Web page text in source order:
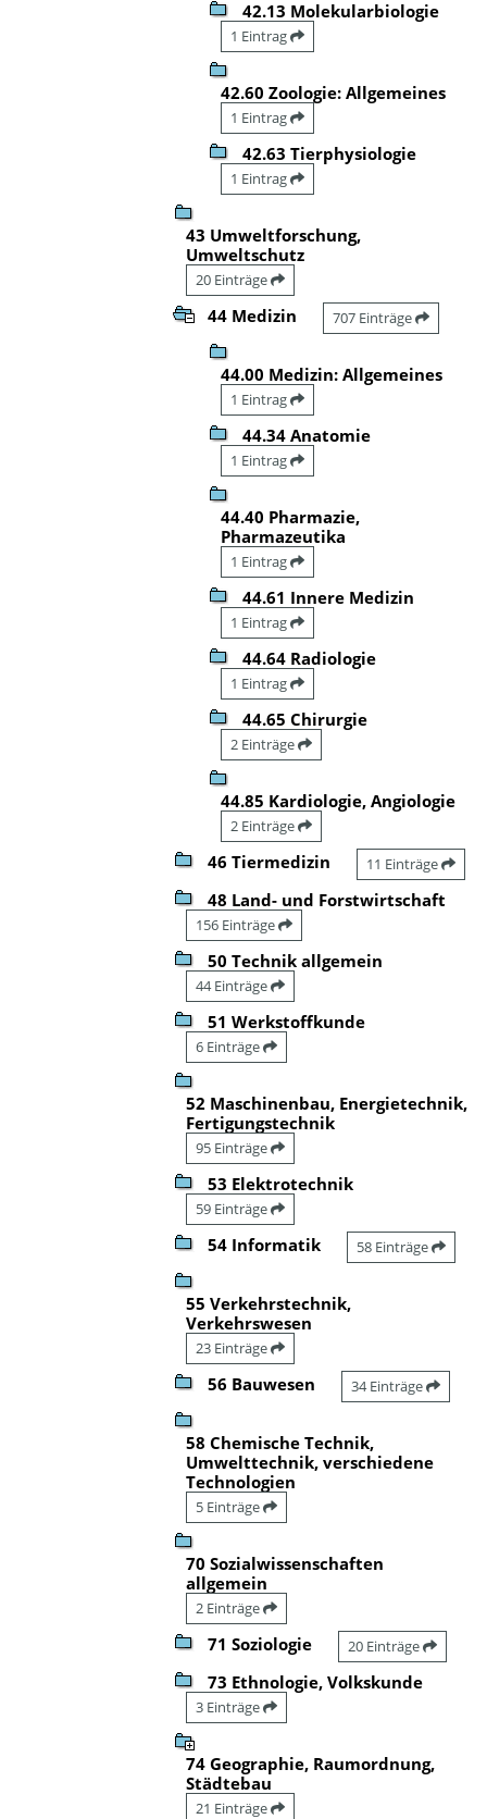
42.13 Molekularbiologie
1 Eintrag
42.60 Zoologie: Allgemeines
1 Eintrag
42.63 Tierphysiologie
1 Eintrag
43 Umweltforschung,
Umweltschutz
20 Einträge
44 Medizin 707 Einträge
44.00 Medizin: Allgemeines
1 Eintrag
44.34 Anatomie
1 Eintrag
44.40 Pharmazie,
Pharmazeutika
1 Eintrag
44.61 Innere Medizin
1 Eintrag
44.64 Radiologie
1 Eintrag
44.65 Chirurgie
2 Einträge
44.85 Kardiologie, Angiologie
2 Einträge
46 Tiermedizin 11 Einträge
48 Land- und Forstwirtschaft
156 Einträge
50 Technik allgemein
44 Einträge
51 Werkstoffkunde
6 Einträge
52 Maschinenbau, Energietechnik,
Fertigungstechnik
95 Einträge
53 Elektrotechnik
59 Einträge
54 Informatik 58 Einträge
55 Verkehrstechnik,
Verkehrswesen
23 Einträge
56 Bauwesen 34 Einträge
58 Chemische Technik,
Umwelttechnik, verschiedene
Technologien
5 Einträge
70 Sozialwissenschaften
allgemein
2 Einträge
71 Soziologie 20 Einträge
73 Ethnologie, Volkskunde
3 Einträge
74 Geographie, Raumordnung,
Städtebau
21 Einträge